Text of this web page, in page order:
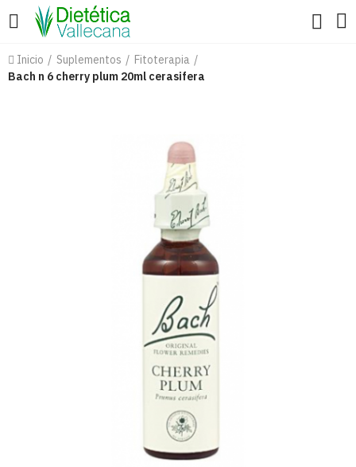
Inicio Suplementos
Fitoterapia
Bach n 6 cherry plum 20ml cerasifera